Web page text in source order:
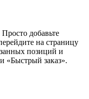
добавьте
на страницу
позиций и
«Быстрый заказ».